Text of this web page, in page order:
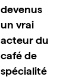
devenus
un vrai
acteur du
café de
spécialité